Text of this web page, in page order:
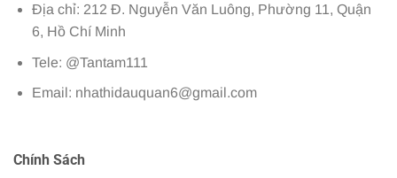
Địa chỉ: 212 Đ. Nguyễn Văn Luông, Phường 11, Quận
6, Hồ Chí Minh
Tele: @Tantam111
Email: nhathidauquan6@gmail.com
Chính Sách